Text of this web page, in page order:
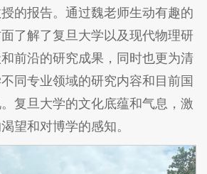
的报告。通过魏老师生动有趣的
了解了复旦大学以及现代物理研
前沿的研究成果，同时也更为清
同专业领域的研究内容和目前国
复旦大学的文化底蕴和气息，激
望和对博学的感知。